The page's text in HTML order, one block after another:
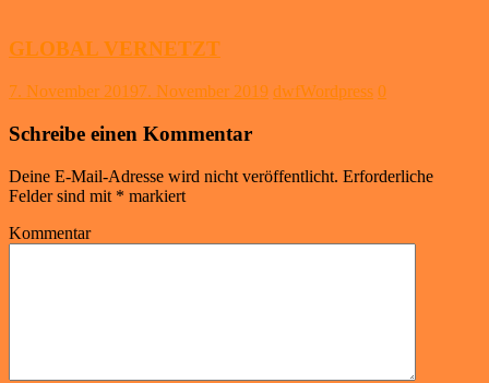
GLOBAL VERNETZT
7. November 20197. November 2019 dwfWordpress 0
Schreibe einen Kommentar
Deine E-Mail-Adresse wird nicht veröffentlicht. Erforderliche
Felder sind mit * markiert
Kommentar